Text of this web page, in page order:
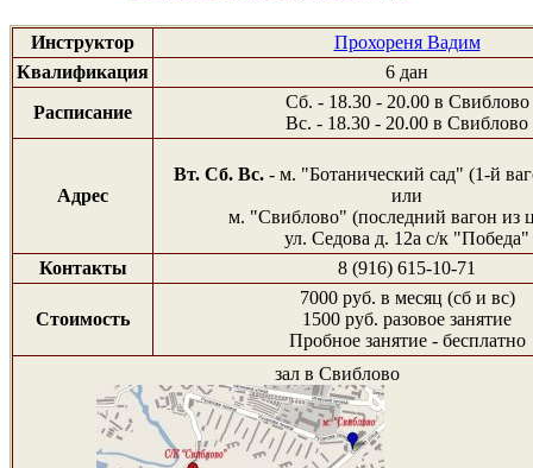
Инструктор
Прохореня Вадим
Квалификация
6 дан
Расписание
Сб. - 18.30 - 20.00 в Свиблово
Вс. - 18.30 - 20.00 в Свиблово
Адрес
Вт. Сб. Вс.- м. "Ботанический сад" (1-й
или
м. "Свиблово" (последний вагон из
ул. Седова д. 12а с/к "Победа"
Контакты
8 (916) 615-10-71
Стоимость
7000 руб. в месяц (сб и вс)
1500 руб. разовое занятие
Пробное занятие - бесплатно
зал в Свиблово